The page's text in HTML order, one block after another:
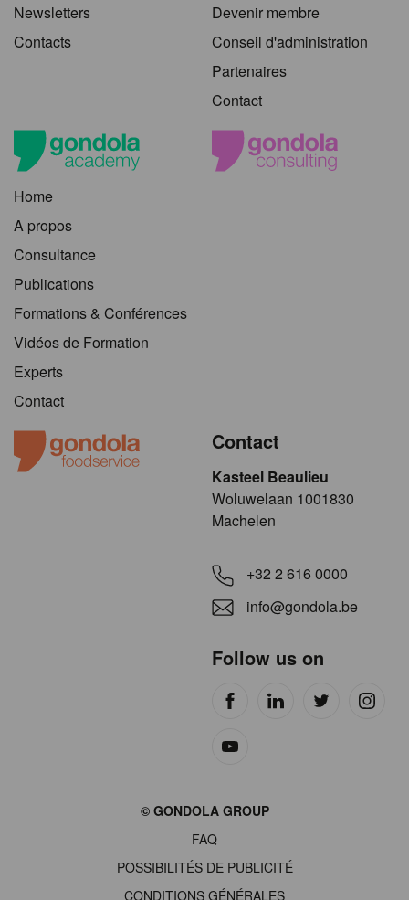
Newsletters
Contacts
Devenir membre
Conseil d'administration
Partenaires
Contact
Home
A propos
Consultance
Publications
Formations & Conférences
Vidéos de Formation
Experts
Contact
Contact
Kasteel Beaulieu
​​​Woluwelaan 1001830
Machelen
+32 2 616 0000
info@gondola.be
Follow us on
© GONDOLA GROUP
FAQ
POSSIBILITÉS DE PUBLICITÉ
CONDITIONS GÉNÉRALES